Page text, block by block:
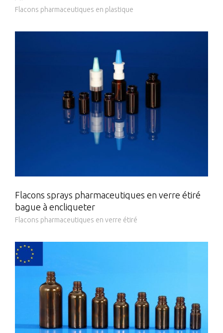
Flacons pharmaceutiques en plastique
Flacons sprays pharmaceutiques en verre étiré
bague à encliqueter
Flacons pharmaceutiques en verre étiré